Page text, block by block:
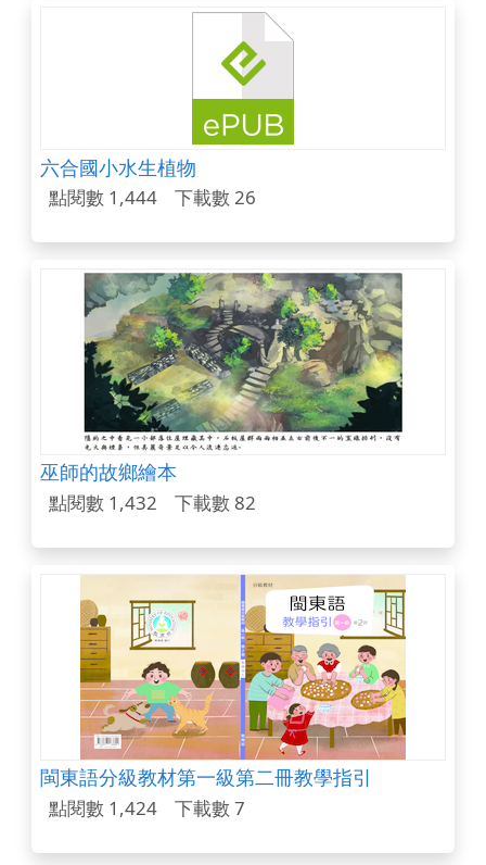
六合國小水生植物
點閱數 1,444 下載數 26
巫師的故鄉繪本
點閱數 1,432 下載數 82
閩東語分級教材第一級第二冊教學指引
點閱數 1,424 下載數 7